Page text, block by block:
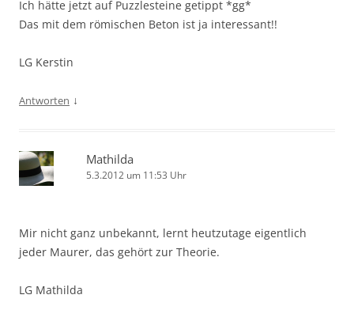
Ich hätte jetzt auf Puzzlesteine getippt *gg*
Das mit dem römischen Beton ist ja interessant!!
LG Kerstin
Antworten ↓
Mathilda
5.3.2012 um 11:53 Uhr
Mir nicht ganz unbekannt, lernt heutzutage eigentlich
jeder Maurer, das gehört zur Theorie.
LG Mathilda